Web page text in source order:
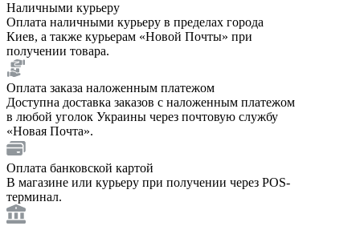
Наличными курьеру
Оплата наличными курьеру в пределах города
Киев, а также курьерам «Новой Почты» при
получении товара.
Оплата заказа наложенным платежом
Доступна доставка заказов с наложенным платежом
в любой уголок Украины через почтовую службу
«Новая Почта».
Оплата банковской картой
В магазине или курьеру при получении через POS-
терминал.